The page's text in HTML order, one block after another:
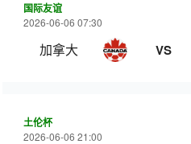
国际友谊
2026-06-06 07:30
加拿大 VS
土伦杯
2026-06-06 21:00